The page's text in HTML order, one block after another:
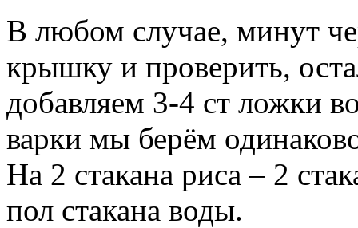
В любом случае, минут
крышку и проверить,
добавляем 3-4 ст ложки
варки мы берём
На 2 стакана риса – 2
пол стакана воды.